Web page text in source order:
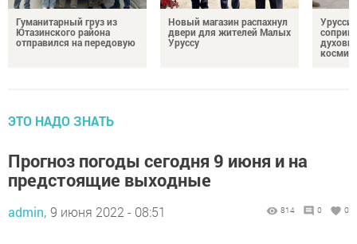
Гуманитарный груз из
Ютазинского района
отправился на передовую
Новый магазин распахнул
двери для жителей Малых
Уруссу
ЭТО НАДО ЗНАТЬ
Прогноз погоды сегодня 9 июня и на
предстоящие выходные
admin, 9 июня 2022 - 08:51 814 0 0